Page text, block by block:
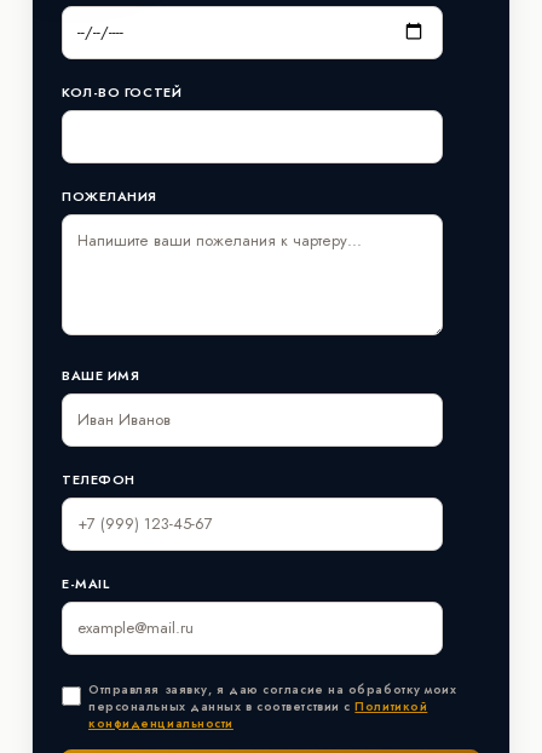
КОЛ-ВО ГОСТЕЙ
ПОЖЕЛАНИЯ
ВАШЕ ИМЯ
ТЕЛЕФОН
E-MAIL
Отправляя заявку, я даю согласие на обработку моих
персональных данных в соответствии сПолитикой
конфиденциальности